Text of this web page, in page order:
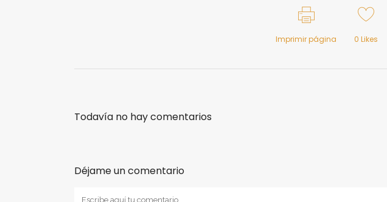
Imprimir página 0 Likes
Todavía no hay comentarios
Déjame un comentario